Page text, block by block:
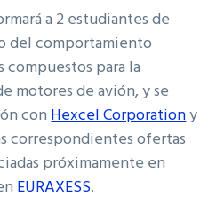
a 2 estudiantes de
del comportamiento
para la
motores de avión, y se
conHexcel Corporationy
correspondientes ofertas
próximamente en
EURAXESS.